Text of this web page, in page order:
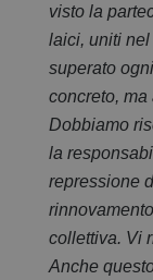
visto la
laici, uniti nel
superato
concreto,
Dobbiamo
la
repressione
collettiva. Vi
Anche